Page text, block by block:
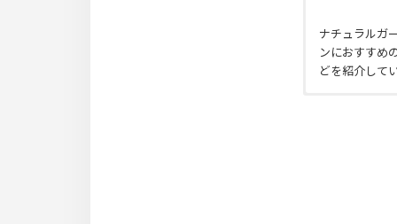
ナチュラルガ
ンにおすすめ
どを紹介して